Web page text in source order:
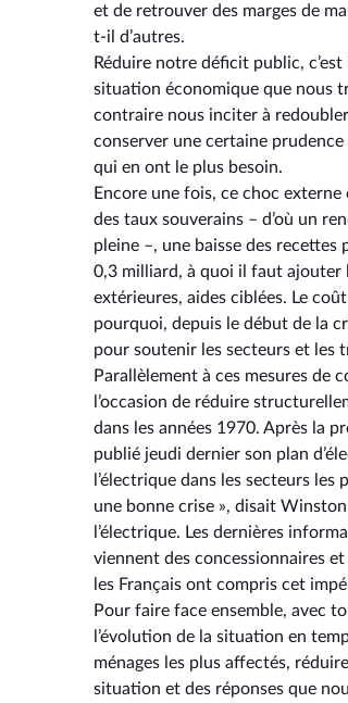
et de retrouver des marges de
t-il d’autres.
Réduire notre déficit public,
situation économique que nous
contraire nous inciter à
conserver une certaine
qui en ont le plus besoin.
Encore une fois, ce choc
des taux souverains –⁠ d’où un
pleine –, une baisse des recettes
0,3 milliard, à quoi il faut ajouter
extérieures, aides ciblées. Le
pourquoi, depuis le début de la
pour soutenir les secteurs et les
Parallèlement à ces mesures de
l’occasion de réduire
dans les années 1970. Après la
publié jeudi dernier son plan
l’électrique dans les secteurs
une bonne crise », disait
l’électrique. Les dernières
viennent des concessionnaires
les Français ont compris cet
Pour faire face ensemble, avec
l’évolution de la situation en
ménages les plus affectés,
situation et des réponses que